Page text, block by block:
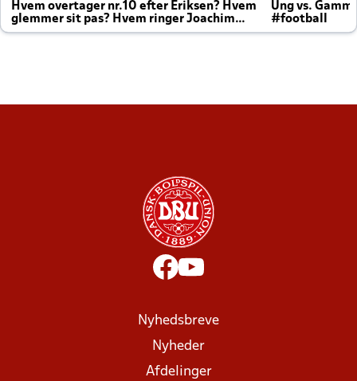
Hvem overtager nr.10 efter Eriksen? Hvem
glemmer sit pas? Hvem ringer Joachim
altid til efter kampe?
Ung vs.
#football
Nyhedsbreve
Nyheder
Afdelinger